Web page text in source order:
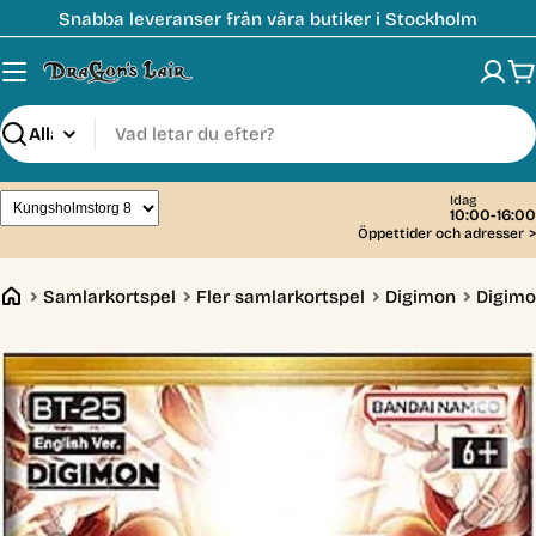
till
innehåll
Snabba leveranser från våra butiker i Stockholm
Sök
Idag
10:00-16:00
Öppettider och adresser >
Samlarkortspel Fler samlarkortspel Digimon